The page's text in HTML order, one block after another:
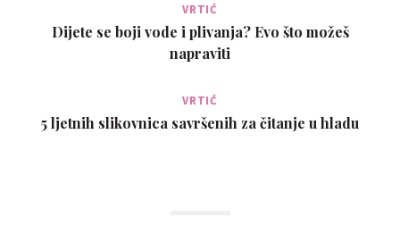
VRTIĆ
Dijete se boji vode i plivanja? Evo što možeš
napraviti
VRTIĆ
5 ljetnih slikovnica savršenih za čitanje u hladu